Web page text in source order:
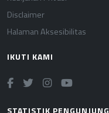
Disclaimer
Halaman Aksesibilitas
IKUTI KAMI
STATISTIK PENGUNJUNG